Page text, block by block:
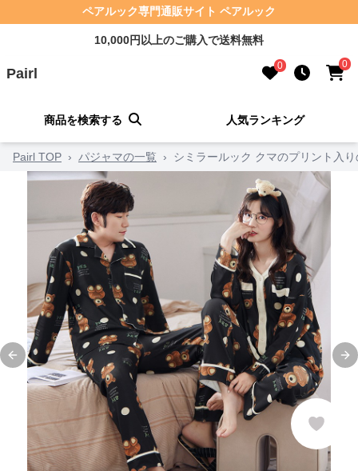
ペアルック専門通販サイト ペアルック
10,000円以上のご購入で送料無料
Pairl 0 0
商品を検索する 人気ランキング
Pairl TOP › パジャマの一覧 › シミラールック クマのプリント入
Previous slide